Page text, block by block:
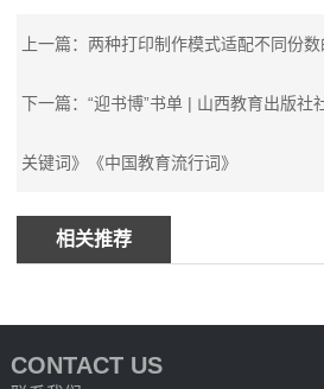
上一篇：两种打印制作模式适配不同份
下一篇：“迎书博”书单 | 山西教育出版社
关键词》《中国教育流行词》
相关推荐
CONTACT US